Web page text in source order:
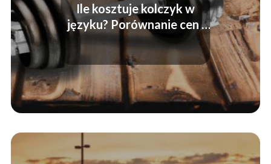
Ile kosztuje kolczyk w
języku? Porównanie cen i
popularne modele